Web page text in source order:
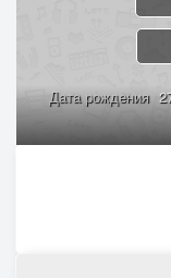
Дата рождения